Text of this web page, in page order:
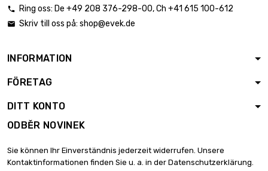
délka : 0.5 Meter
šířka : 35mm
Tloušťka / síla : 1mm
šířka : 40mm
3,39 €
 Ring oss: De +49 208 376-298-00, Ch +41 615 100-612
 Skriv till oss på: shop@evek.de
INFORMATION
FÖRETAG
DITT KONTO
ODBĚR NOVINEK
Sie können Ihr Einverständnis jederzeit widerrufen. Unsere
Kontaktinformationen finden Sie u. a. in der Datenschutzerklärung.